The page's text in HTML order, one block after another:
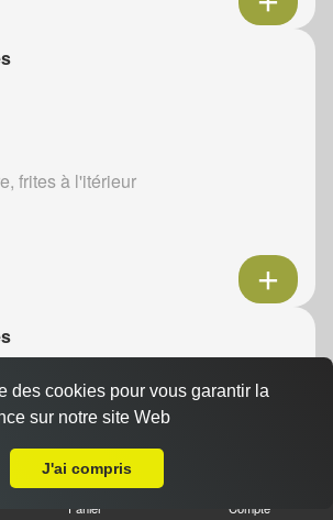
frites à l'itérieur
frites à l'itérieur
Panier Compte
des cookies pour vous garantir la
sur notre site Web
J'ai compris